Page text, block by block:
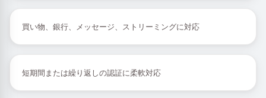
買い物、銀行、メッセージ、ストリーミングに対応
短期間または繰り返しの認証に柔軟対応